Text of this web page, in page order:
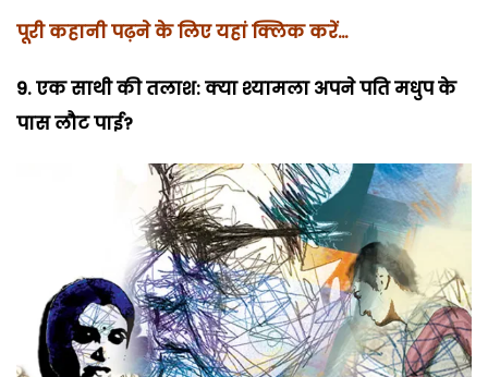
पूरी कहानी पढ़ने के लिए यहां क्लिक करें…
9. एक साथी की तलाश: क्या श्यामला अपने पति मधुप के
पास लौट पाई?